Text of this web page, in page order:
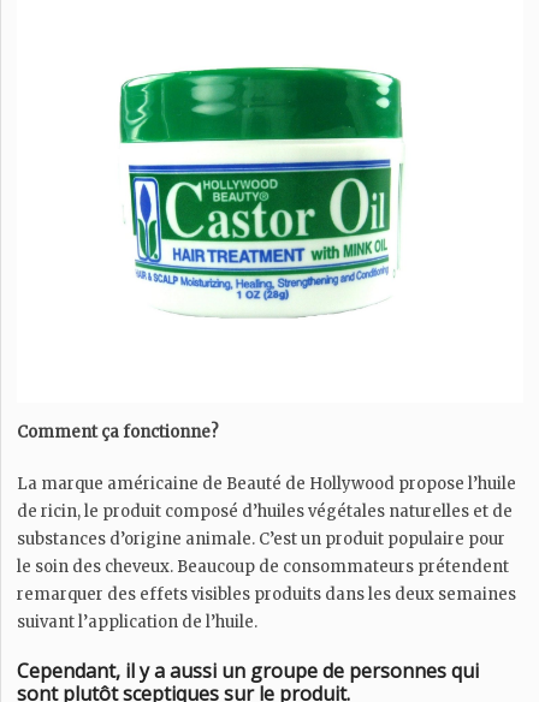
Comment ça fonctionne?
La marque américaine de Beauté de Hollywood propose l’huile
de ricin, le produit composé d’huiles végétales naturelles et de
substances d’origine animale. C’est un produit populaire pour
le soin des cheveux. Beaucoup de consommateurs prétendent
remarquer des effets visibles produits dans les deux semaines
suivant l’application de l’huile.
Cependant, il y a aussi un groupe de personnes qui
sont plutôt sceptiques sur le produit.